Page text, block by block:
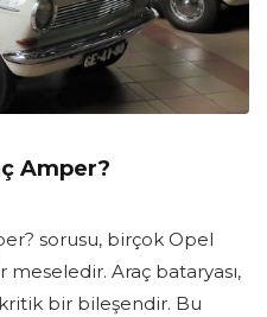
Amper?
sorusu, birçok Opel
Araç bataryası,
kritik bir bileşendir. Bu